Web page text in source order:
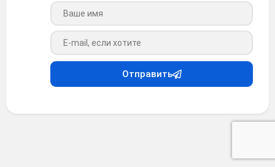
Ваше имя
Ваш e-mail
Отправить